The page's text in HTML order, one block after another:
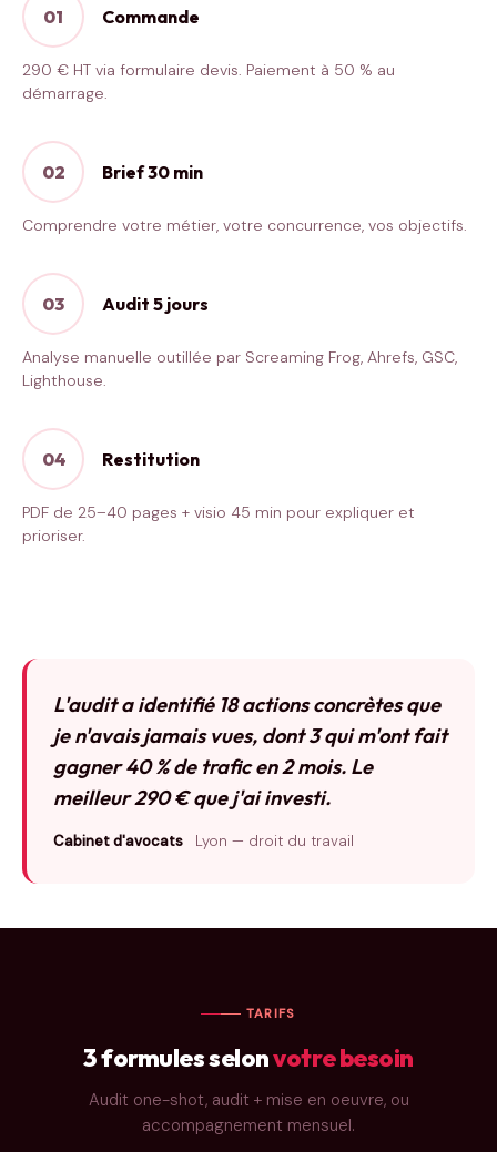
01 Commande
290 € HT via formulaire devis. Paiement à 50 % au
démarrage.
02 Brief 30 min
Comprendre votre métier, votre concurrence, vos objectifs.
03 Audit 5 jours
Analyse manuelle outillée par Screaming Frog, Ahrefs, GSC,
Lighthouse.
04 Restitution
PDF de 25–40 pages + visio 45 min pour expliquer et
prioriser.
L'audit a identifié 18 actions concrètes que
je n'avais jamais vues, dont 3 qui m'ont fait
gagner 40 % de trafic en 2 mois. Le
meilleur 290 € que j'ai investi.
Cabinet d'avocats Lyon — droit du travail
TARIFS
3 formules selonvotre besoin
Audit one-shot, audit + mise en oeuvre, ou
accompagnement mensuel.